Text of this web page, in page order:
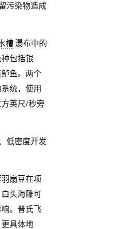
污染物造成
槽瀑布中的
包括银
鱼。两个
统，使用
方英尺/秒旁
低密度开发
扇豆在项
头海雕可
。普氏飞
具体地